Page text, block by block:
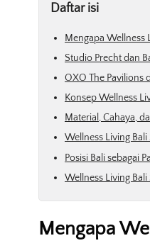
Daftar isi
Mengapa Wellness
Studio Precht dan
OXO The Pavilions
Konsep Wellness
Material, Cahaya,
Wellness Living
Posisi Bali sebagai
Wellness Living
Mengapa